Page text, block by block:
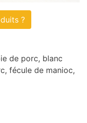
?
de porc, blanc
fécule de manioc,